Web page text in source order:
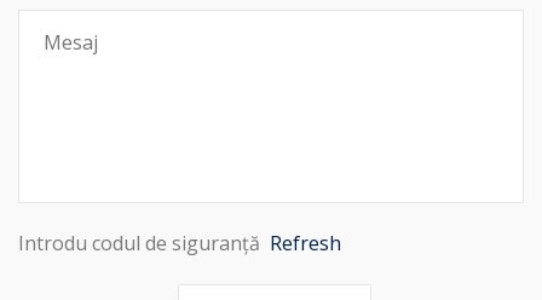
Introdu codul de siguranță Refresh